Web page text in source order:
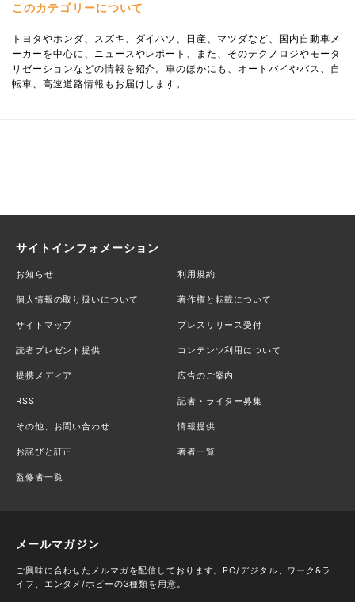
このカテゴリーについて
トヨタやホンダ、スズキ、ダイハツ、日産、マツダなど、国内自動車メ
ーカーを中心に、ニュースやレポート、また、そのテクノロジやモータ
リゼーションなどの情報を紹介。車のほかにも、オートバイやバス、自
転車、高速道路情報もお届けします。
サイトインフォメーション
お知らせ 利用規約
個人情報の取り扱いについて 著作権と転載について
サイトマップ プレスリリース受付
読者プレゼント提供 コンテンツ利用について
提携メディア 広告のご案内
RSS 記者・ライター募集
その他、お問い合わせ 情報提供
お詫びと訂正 著者一覧
監修者一覧
メールマガジン
ご興味に合わせたメルマガを配信しております。PC/デジタル、ワーク&ラ
イフ、エンタメ/ホビーの3種類を用意。